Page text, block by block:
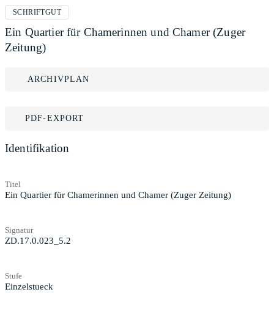
SCHRIFTGUT
Ein Quartier für Chamerinnen und Chamer (Zuger
Zeitung)
ARCHIVPLAN
PDF-EXPORT
Identifikation
Titel
Ein Quartier für Chamerinnen und Chamer (Zuger Zeitung)
Signatur
ZD.17.0.023_5.2
Stufe
Einzelstueck